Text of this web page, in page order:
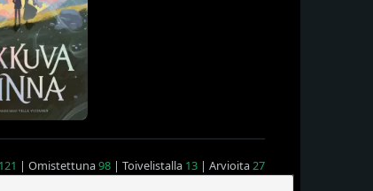
121 | Omistettuna98 | Toivelistalla 13 | Arvioita27